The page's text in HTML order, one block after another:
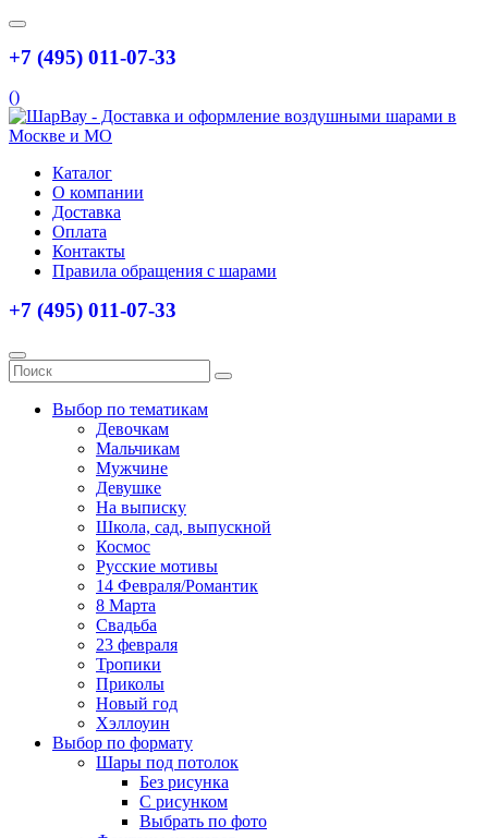
+7 (495) 011-07-33
()
Каталог
О компании
Доставка
Оплата
Контакты
Правила обращения с шарами
+7 (495) 011-07-33
Выбор по тематикам
Девочкам
Мальчикам
Мужчине
Девушке
На выписку
Школа, сад, выпускной
Космос
Русские мотивы
14 Февраля/Романтик
8 Марта
Свадьба
23 февраля
Тропики
Приколы
Новый год
Хэллоуин
Выбор по формату
Шары под потолок
Без рисунка
С рисунком
Выбрать по фото